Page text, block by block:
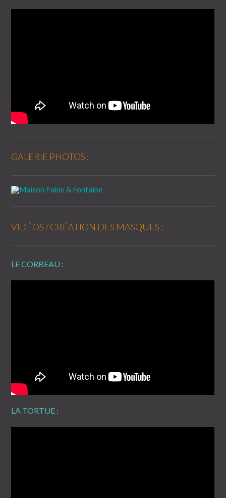
GALERIE PHOTOS :
VIDÉOS / CRÉATION DES MASQUES :
LE CORBEAU :
LA TORTUE :